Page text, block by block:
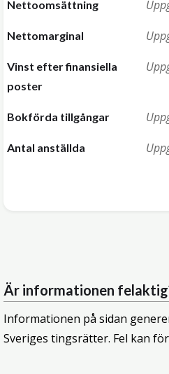
Nettoomsättning
Nettomarginal
Vinst efter finansiella
poster
Bokförda tillgångar
Antal anställda
Är informationen
Informationen på sidan
Sveriges tingsrätter. Fel kan